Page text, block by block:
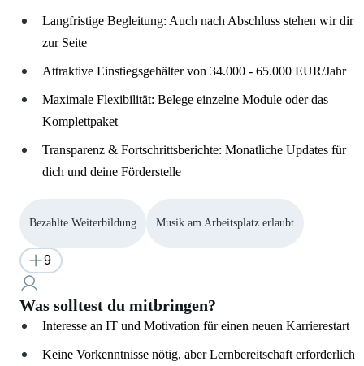
Langfristige Begleitung: Auch nach Abschluss stehen wir dir
zur Seite
Attraktive Einstiegsgehälter von 34.000 - 65.000 EUR/Jahr
Maximale Flexibilität: Belege einzelne Module oder das
Komplettpaket
Transparenz & Fortschrittsberichte: Monatliche Updates für
dich und deine Förderstelle
Bezahlte Weiterbildung Musik am Arbeitsplatz erlaubt
9
Was solltest du mitbringen?
Interesse an IT und Motivation für einen neuen Karrierestart
Keine Vorkenntnisse nötig, aber Lernbereitschaft erforderlich